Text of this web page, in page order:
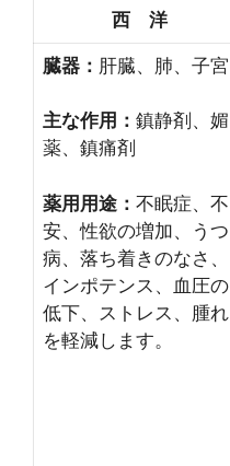
西 洋
臓器： 肝臓、肺、子宮
主な作用： 鎮静剤、媚
薬、鎮痛剤
薬用用途： 不眠症、不
安、性欲の増加、うつ
病、落ち着きのなさ、
インポテンス、血圧の
低下、ストレス、腫れ
を軽減します。